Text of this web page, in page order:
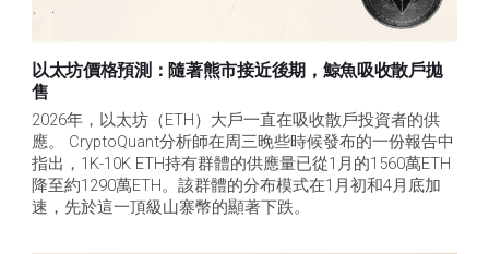
以太坊價格預測：隨著熊市接近後期，鯨魚吸收散戶拋
售​
2026年，以太坊（ETH）大戶一直在吸收散戶投資者的供
應。 CryptoQuant分析師在周三晚些時候發布的一份報告中
指出，1K-10K ETH持有群體的供應量已從1月的1560萬ETH
降至約1290萬ETH。該群體的分布模式在1月初和4月底加
速，先於這一頂級山寨幣的顯著下跌。